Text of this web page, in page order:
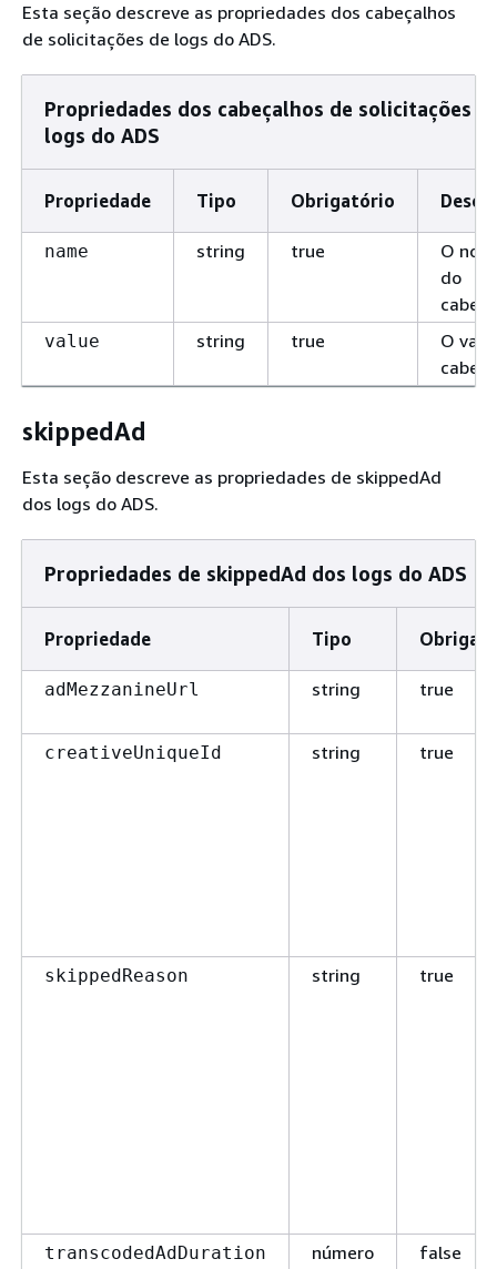
Esta seção descreve as propriedades dos cabeçalhos
de solicitações de logs do ADS.
Propriedades dos cabeçalhos de solicitações
logs do ADS
Propriedade Tipo Obrigatório
name string true
O
do
value string true
O
skippedAd
Esta seção descreve as propriedades de skippedAd
dos logs do ADS.
Propriedades de skippedAd dos logs do ADS
Propriedade Tipo
adMezzanineUrl string true
creativeUniqueId string true
skippedReason string true
transcodedAdDuration número false